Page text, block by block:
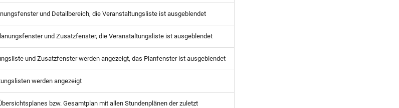
und Detailbereich, die Veranstaltungsliste ist ausgeblendet
und Zusatzfenster, die Veranstaltungsliste ist ausgeblendet
und Zusatzfenster werden angezeigt, das Planfenster ist ausgeblendet
werden angezeigt
bzw. Gesamtplan mit allen Stundenplänen der zuletzt